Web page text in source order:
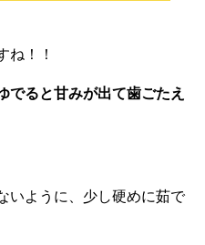
ね！！
でると甘みが出て歯ごたえ
いように、少し硬めに茹で